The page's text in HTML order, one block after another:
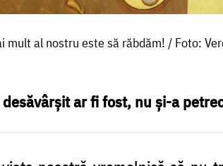
mult al nostru este să răbdăm! / Foto:
ar fi fost, nu și-a